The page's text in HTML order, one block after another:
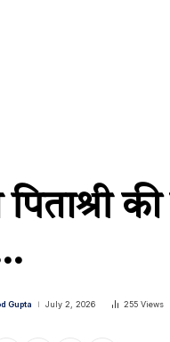
Gupta July 2, 2026 255 Views